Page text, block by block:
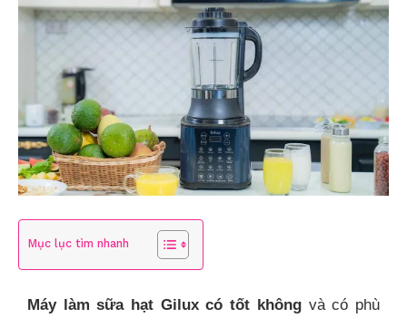
Mục lục tìm nhanh
Máy làm sữa hạt Gilux có tốt khôngvà có phù